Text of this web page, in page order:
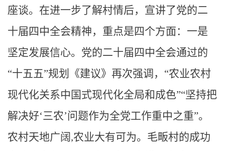
座谈。在进一步了解村情后，宣讲了党的二
十届四中全会精神，重点是四个方面：一是
坚定发展信心。党的二十届四中全会通过的
“十五五”规划《建议》再次强调，“农业农村
现代化关系中国式现代化全局和成色”“坚持把
解决好‘三农’问题作为全党工作重中之重”。
农村天地广阔,农业大有可为。毛畈村的成功